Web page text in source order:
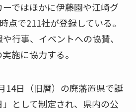
ではほかに伊藤園や江崎グ
点で211社が登録している。
行事、イベントへの協賛、
施に協力する。
14日（旧暦）の廃藩置県で誕
として制定され、県内の公